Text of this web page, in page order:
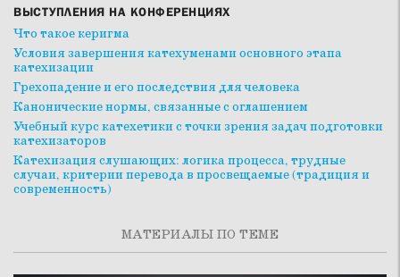
ВЫСТУПЛЕНИЯ НА КОНФЕРЕНЦИЯХ
Что такое керигма
Условия завершения катехуменами основного этапа
катехизации
Грехопадение и его последствия для человека
Канонические нормы, связанные с оглашением
Учебный курс катехетики с точки зрения задач подготовки
катехизаторов
Катехизация слушающих: логика процесса, трудные
случаи, критерии перевода в просвещаемые (традиция и
современность)
МАТЕРИАЛЫ ПО ТЕМЕ